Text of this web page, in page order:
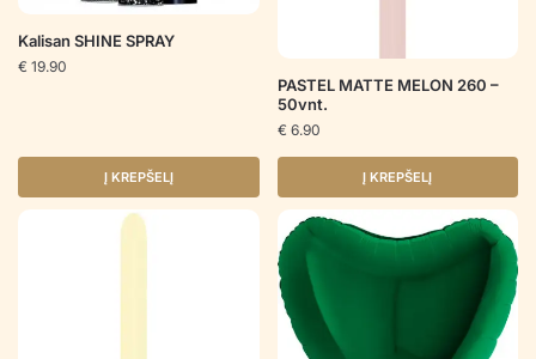
Kalisan SHINE SPRAY
€ 19.90
Į KREPŠELĮ
PASTEL MATTE MELON 260 –
50vnt.
€ 6.90
Į KREPŠELĮ